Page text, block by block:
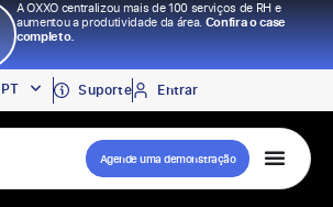
A OXXO centralizou mais de 100 serviços de RH e
aumentou a produtividade da área.Confira o case
completo.
PT
EN
ES
Suporte Entrar
Agende uma demonstração